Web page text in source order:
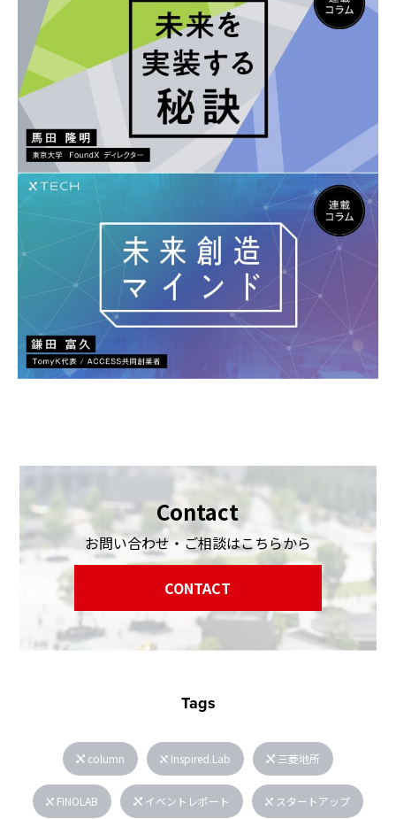
Contact
お問い合わせ・ご相談はこちらから
CONTACT
Tags
column Inspired.Lab 三菱地所
FINOLAB イベントレポート スタートアップ